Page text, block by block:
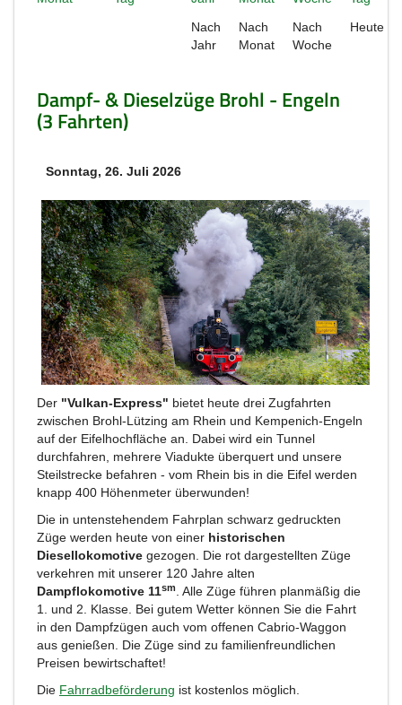
Nach
Jahr
Nach
Monat
Nach
Woche
Heute
Dampf- & Dieselzüge Brohl - Engeln
(3 Fahrten)
Sonntag, 26. Juli 2026
Der "Vulkan-Express" bietet heute drei Zugfahrten
zwischen Brohl-Lützing am Rhein und Kempenich-Engeln
auf der Eifelhochfläche an. Dabei wird ein Tunnel
durchfahren, mehrere Viadukte überquert und unsere
Steilstrecke befahren - vom Rhein bis in die Eifel werden
knapp 400 Höhenmeter überwunden!
Die in untenstehendem Fahrplan schwarz gedruckten
Züge werden heute von einer historischen
Diesellokomotive gezogen. Die rot dargestellten Züge
verkehren mit unserer 120 Jahre alten
Dampflokomotive 11sm. Alle Züge führen planmäßig die
1. und 2. Klasse. Bei gutem Wetter können Sie die Fahrt
in den Dampfzügen auch vom offenen Cabrio-Waggon
aus genießen. Die Züge sind zu familienfreundlichen
Preisen bewirtschaftet!
Die Fahrradbeförderung ist kostenlos möglich.